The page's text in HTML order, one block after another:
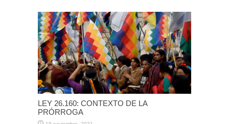
LEY 26.160: CONTEXTO DE LA
PRÓRROGA